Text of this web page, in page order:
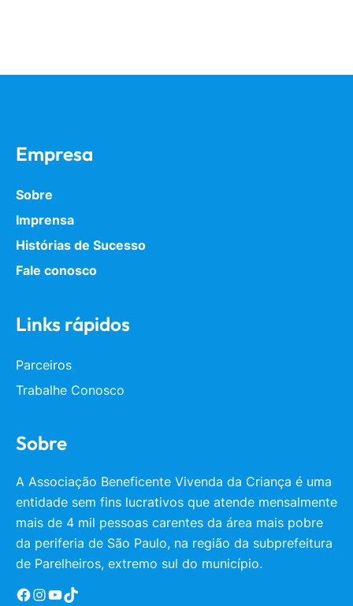
Empresa
Sobre
Imprensa
Histórias de Sucesso
Fale conosco
Links rápidos
Parceiros
Trabalhe Conosco
Sobre
A Associação Beneficente Vivenda da Criança é uma
entidade sem fins lucrativos que atende mensalmente
mais de 4 mil pessoas carentes da área mais pobre
da periferia de São Paulo, na região da subprefeitura
de Parelheiros, extremo sul do município.
Facebook
Instagram YouTube TikTok